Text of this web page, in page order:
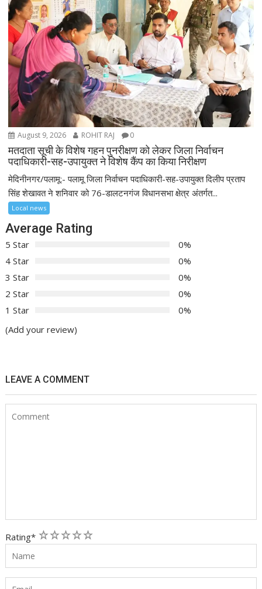
August 9, 2026 ROHIT RAJ 0
मतदाता सूची के विशेष गहन पुनरीक्षण को लेकर जिला निर्वाचन
पदाधिकारी-सह-उपायुक्त ने विशेष कैंप का किया निरीक्षण
मेदिनीनगर/पलामू:- पलामू जिला निर्वाचन पदाधिकारी-सह-उपायुक्त दिलीप प्रताप
सिंह शेखावत ने शनिवार को 76-डालटनगंज विधानसभा क्षेत्र अंतर्गत...
Local news
Average Rating
5 Star
0%
4 Star
0%
3 Star
0%
2 Star
0%
1 Star
0%
(Add your review)
LEAVE A COMMENT
Rating* 5
4
3
2
1